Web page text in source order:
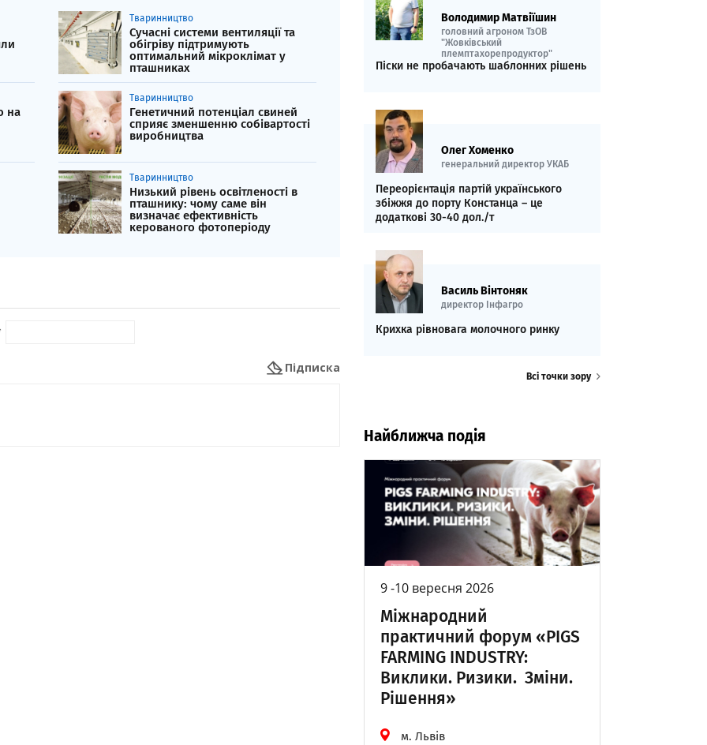
на
Тваринництво
Сучасні системи вентиляції та
обігріву підтримують
оптимальний мікроклімат у
пташниках
Тваринництво
Генетичний потенціал свиней
сприяє зменшенню собівартості
виробництва
Тваринництво
Низький рівень освітленості в
пташнику: чому саме він
визначає ефективність
керованого фотоперіоду
Підписка
Володимир Матвіїшин
головний агроном ТзОВ
"Жовківський
племптахорепродуктор"
Піски не пробачають шаблонних рішень
Олег Хоменко
генеральний директор УКАБ
Переорієнтація партій українського
збіжжя до порту Констанца – це
додаткові 30-40 дол./т
Василь Вінтоняк
директор Інфагро
Крихка рівновага молочного ринку
Всі точки зору
Найближча подія
9 -10 вересня 2026
Міжнародний
практичний форум «PIGS
FARMING INDUSTRY:
Виклики. Ризики. Зміни.
Рішення»
м. Львів